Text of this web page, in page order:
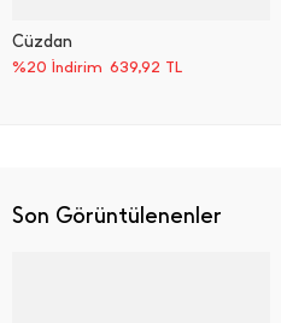
Cüzdan
%20 İndirim 639,92 TL
Son Görüntülenenler